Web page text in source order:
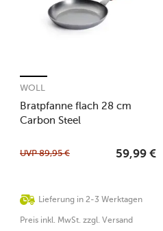
Bratpfanne flach 28 cm
Carbon Steel
WOLL
Lieferung in 2-3 Werktagen
UVP89,95 € 59,99 €
Preis inkl. MwSt. zzgl. Versand